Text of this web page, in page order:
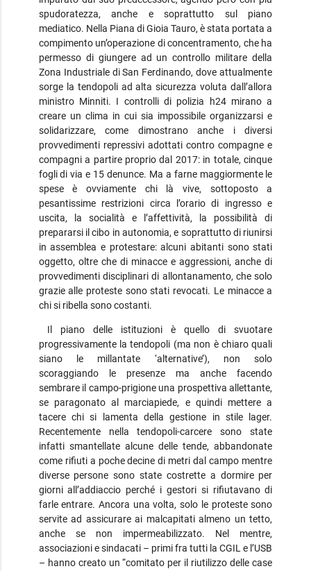
spudoratezza, anche e soprattutto sul piano
mediatico. Nella Piana di Gioia Tauro, è stata portata a
compimento un’operazione di concentramento, che ha
permesso di giungere ad un controllo militare della
Zona Industriale di San Ferdinando, dove attualmente
sorge la tendopoli ad alta sicurezza voluta dall’allora
ministro Minniti. I controlli di polizia h24 mirano a
creare un clima in cui sia impossibile organizzarsi e
solidarizzare, come dimostrano anche i diversi
provvedimenti repressivi adottati contro compagne e
compagni a partire proprio dal 2017: in totale, cinque
fogli di via e 15 denunce. Ma a farne maggiormente le
spese è ovviamente chi là vive, sottoposto a
pesantissime restrizioni circa l’orario di ingresso e
uscita, la socialità e l’affettività, la possibilità di
prepararsi il cibo in autonomia, e soprattutto di riunirsi
in assemblea e protestare: alcuni abitanti sono stati
oggetto, oltre che di minacce e aggressioni, anche di
provvedimenti disciplinari di allontanamento, che solo
grazie alle proteste sono stati revocati. Le minacce a
chi si ribella sono costanti.
Il piano delle istituzioni è quello di svuotare
progressivamente la tendopoli (ma non è chiaro quali
siano le millantate ‘alternative’), non solo
scoraggiando le presenze ma anche facendo
sembrare il campo-prigione una prospettiva allettante,
se paragonato al marciapiede, e quindi mettere a
tacere chi si lamenta della gestione in stile lager.
Recentemente nella tendopoli-carcere sono state
infatti smantellate alcune delle tende, abbandonate
come rifiuti a poche decine di metri dal campo mentre
diverse persone sono state costrette a dormire per
giorni all’addiaccio perché i gestori si rifiutavano di
farle entrare. Ancora una volta, solo le proteste sono
servite ad assicurare ai malcapitati almeno un tetto,
anche se non impermeabilizzato. Nel mentre,
associazioni e sindacati – primi fra tutti la CGIL e l’USB
– hanno creato un “comitato per il riutilizzo delle case